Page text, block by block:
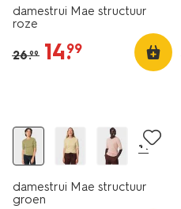
damestrui Mae structuur
roze
26.99 14.
99
+1
damestrui Mae structuur
groen